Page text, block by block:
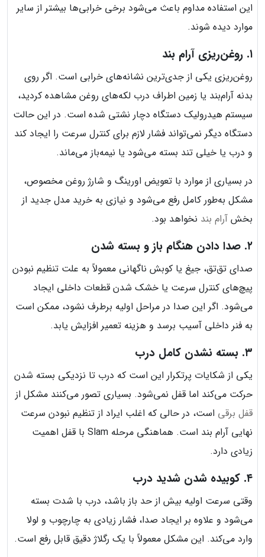
این استفاده مداوم باعث می‌شود برخی خرابی‌ها بیشتر از سایر
موارد دیده شوند.
۱. روغن‌ریزی آرام بند
روغن‌ریزی یکی از جدی‌ترین نشانه‌های خرابی است. اگر روی
بدنه آرام‌بند یا زمین اطراف درب لکه‌های روغن مشاهده کردید،
سیستم هیدرولیک دستگاه دچار نشتی شده است. در این حالت
دستگاه دیگر نمی‌تواند فشار لازم برای کنترل سرعت را ایجاد کند
و درب یا خیلی تند بسته می‌شود یا نیمه‌باز می‌ماند.
در بسیاری از موارد با تعویض اورینگ و شارژ روغن مخصوص،
مشکل به‌طور کامل رفع می‌شود و نیازی به خرید مدل جدید از
بخش آرام بند نخواهد بود.
۲. صدا دادن هنگام باز و بسته شدن
صدای تق‌تق، جیغ یا کوبش ناگهانی معمولاً به علت تنظیم نبودن
پیچ‌های کنترل سرعت یا خشک شدن قطعات داخلی ایجاد
می‌شود. اگر این صدا در مراحل اولیه برطرف نشود، ممکن است
به فنر داخلی آسیب برسد و هزینه تعمیر افزایش یابد.
۳. بسته نشدن کامل درب
یکی از شکایات پرتکرار این است که درب تا نزدیکی بسته شدن
حرکت می‌کند اما قفل نمی‌شود. بسیاری تصور می‌کنند مشکل از
قفل برقی است، در حالی که اغلب ایراد از تنظیم نبودن سرعت
نهایی آرام بند است. هماهنگی مرحله Slam با قفل اهمیت
زیادی دارد.
۴. کوبیده شدن شدید درب
وقتی سرعت اولیه بیش از حد باز باشد، درب با شدت بسته
می‌شود و علاوه بر ایجاد صدا، فشار زیادی به چارچوب و لولا
وارد می‌کند. این مشکل معمولاً با یک رگلاژ دقیق قابل رفع است.